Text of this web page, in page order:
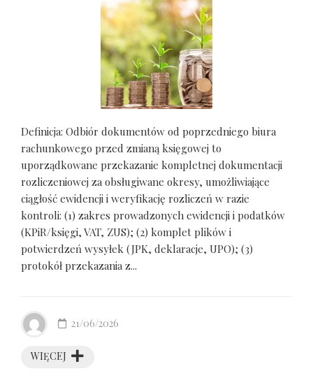
Definicja: Odbiór dokumentów od poprzedniego biura
rachunkowego przed zmianą księgowej to
uporządkowane przekazanie kompletnej dokumentacji
rozliczeniowej za obsługiwane okresy, umożliwiające
ciągłość ewidencji i weryfikację rozliczeń w razie
kontroli: (1) zakres prowadzonych ewidencji i podatków
(KPiR/księgi, VAT, ZUS); (2) komplet plików i
potwierdzeń wysyłek (JPK, deklaracje, UPO); (3)
protokół przekazania z...
WIĘCEJ
21/06/2026